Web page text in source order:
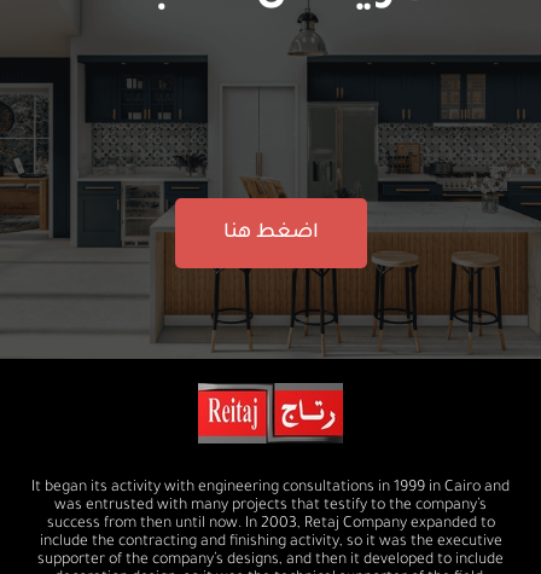
اضغط هنا
It began its activity with engineering consultations in 1999 in Cairo and
was entrusted with many projects that testify to the company’s
success from then until now. In 2003, Retaj Company expanded to
include the contracting and finishing activity, so it was the executive
supporter of the company’s designs, and then it developed to include